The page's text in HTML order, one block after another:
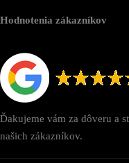
Hodnotenia zákazníkov
Ďakujeme vám za dôveru a
našich zákazníkov.